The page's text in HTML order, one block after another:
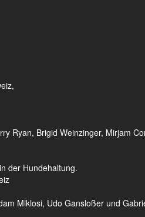
Ryan, Brigid Weinzinger, Mirjam
der Hundehaltung.
Miklosi, Udo Gansloßer und